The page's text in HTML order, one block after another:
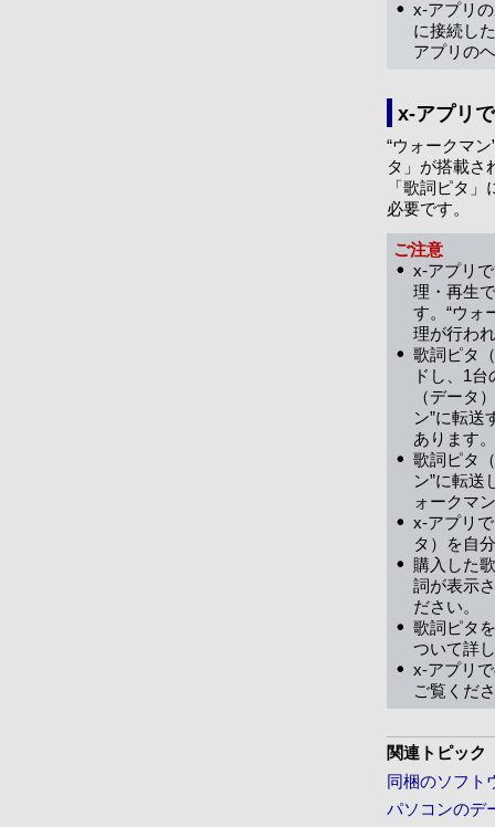
x-アプリ
に接続し
アプリの
x-アプリ
“ウォークマ
タ」が搭載さ
「歌詞ピタ
必要です。
ご注意
x-アプリ
理・再生
す。“ウォ
理が行わ
歌詞ピタ
ドし、1
（データ
ン”に転送
あります。
歌詞ピタ
ン”に転送
ォークマ
x-アプリ
タ）を自
購入した
詞が表示
ださい。
歌詞ピタ
ついて詳
x-アプリ
ご覧くだ
関連トピック
同梱のソフト
パソコンのデ